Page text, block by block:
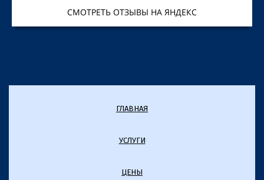
СМОТРЕТЬ ОТЗЫВЫ НА ЯНДЕКС
ГЛАВНАЯ
УСЛУГИ
ЦЕНЫ